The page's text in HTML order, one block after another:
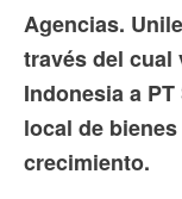
Agencias.
través del cual
Indonesia a
local de
crecimiento.